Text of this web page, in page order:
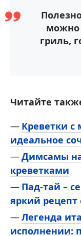
можно
гриль,
Читайте
Креветки
идеальное
Димсамы на
креветками
Пад-тай –
яркий рецепт
Легенда
исполнении: